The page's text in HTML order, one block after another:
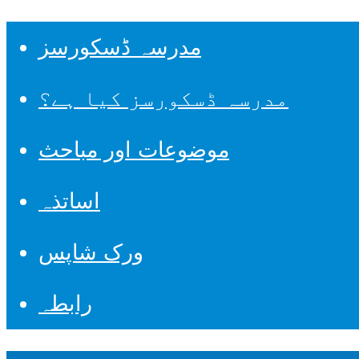
مدرسہ ڈسکورسز
مدرسہ ڈسکورسز کیا ہے؟
موضوعات اور مباحث
اساتذہ
ورک شاپس
رابطہ